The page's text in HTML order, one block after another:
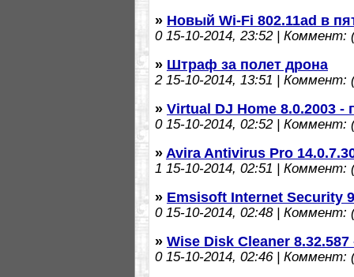
» Новый Wi-Fi 802.11ad в
015-10-2014, 23:52 | Коммент:
» Штраф за полет дрона
215-10-2014, 13:51 | Коммент:
» Virtual DJ Home 8.0.2003 -
015-10-2014, 02:52 | Коммент:
» Avira Antivirus Pro
1 15-10-2014, 02:51 | Коммент:
» Emsisoft Internet Security
015-10-2014, 02:48 | Коммент:
» Wise Disk Cleaner
015-10-2014, 02:46 | Коммент: